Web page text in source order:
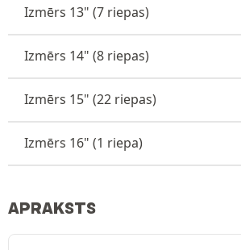
Izmērs 13" (7 riepas)
Izmērs 14" (8 riepas)
Izmērs 15" (22 riepas)
Izmērs 16" (1 riepa)
APRAKSTS